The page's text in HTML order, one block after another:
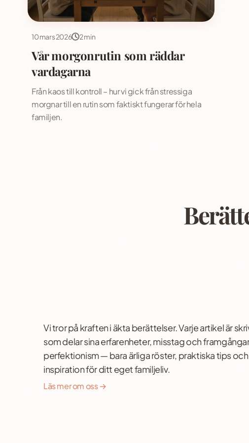
10 mars 2026 2 min
Vår morgonrutin som räddar
vardagarna
Från kaos till kontroll – hur vi gick från stressiga
morgnar till en rutin som faktiskt fungerar för hela
familjen.
Vi tror på kraften i äkta berättelser. Varje artikel är
som delar sina erfarenheter, misstag och
perfektionism — bara ärliga röster, praktiska tips och
inspiration för ditt eget familjeliv.
Läs mer om oss →